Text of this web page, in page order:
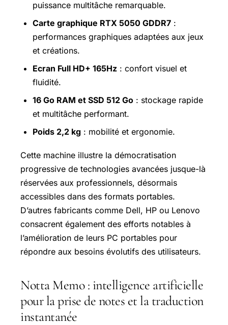
puissance multitâche remarquable.
Carte graphique RTX 5050 GDDR7 :
performances graphiques adaptées aux jeux
et créations.
Ecran Full HD+ 165Hz : confort visuel et
fluidité.
16 Go RAM et SSD 512 Go : stockage rapide
et multitâche performant.
Poids 2,2 kg : mobilité et ergonomie.
Cette machine illustre la démocratisation
progressive de technologies avancées jusque-là
réservées aux professionnels, désormais
accessibles dans des formats portables.
D’autres fabricants comme Dell, HP ou Lenovo
consacrent également des efforts notables à
l’amélioration de leurs PC portables pour
répondre aux besoins évolutifs des utilisateurs.
Notta Memo : intelligence artificielle
pour la prise de notes et la traduction
instantanée